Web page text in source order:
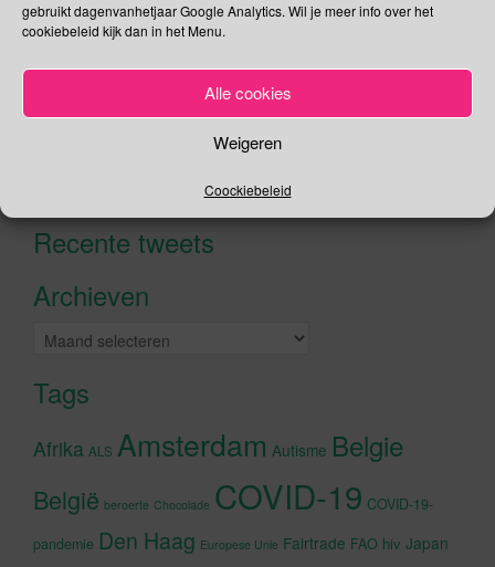
gebruikt dagenvanhetjaar Google Analytics. Wil je meer info over het
cookiebeleid kijk dan in het Menu.
Alle cookies
Weigeren
Coockiebeleid
Je kunt me volgen op
Recente tweetsKlik om marketing cookies te
Archieven
Archieven
Tags
Afrika ALS Amsterdam Autisme Belgie
België beroerte Chocolade COVID-19 COVID-19-
pandemie Den Haag Europese Unie Fairtrade FAO hiv Japan